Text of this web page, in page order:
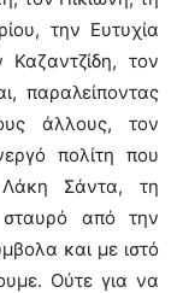
την Ευτυχία
τον
παραλείποντας
άλλους, τον
πολίτη που
Σάντα, τη
σταυρό από την
και με ιστό
Ούτε για να